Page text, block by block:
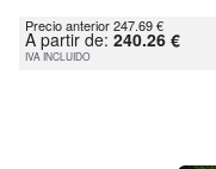
Precio anterior 247.69 €
A partir de: 240.26 €
IVA INCLUIDO